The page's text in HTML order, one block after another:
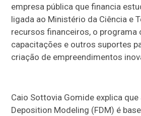
empresa pública que financia
ligada ao Ministério da Ciência e
recursos financeiros, o programa
capacitações e outros suportes
criação de empreendimentos
Caio Sottovia Gomide explica
Deposition Modeling (FDM) é